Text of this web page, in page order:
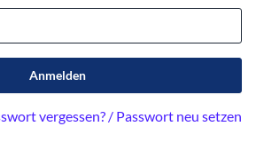
Anmelden
vergessen? / Passwort neu setzen